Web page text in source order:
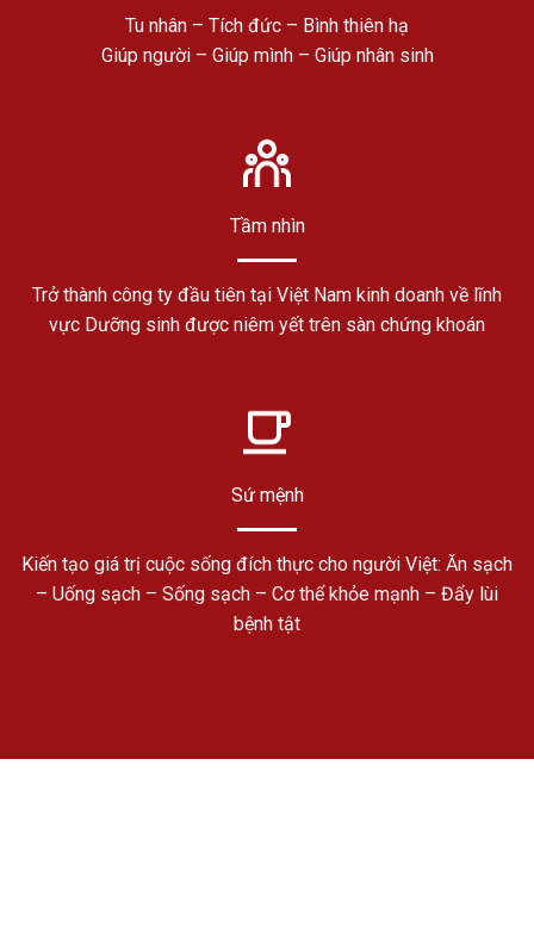
Tu nhân – Tích đức – Bình thiên hạ
Giúp người – Giúp mình – Giúp nhân sinh
Tầm nhìn
Trở thành công ty đầu tiên tại Việt Nam kinh doanh về lĩnh
vực Dưỡng sinh được niêm yết trên sàn chứng khoán
Sứ mệnh
Kiến tạo giá trị cuộc sống đích thực cho người Việt: Ăn sạch
– Uống sạch – Sống sạch – Cơ thể khỏe mạnh – Đẩy lùi
bệnh tật